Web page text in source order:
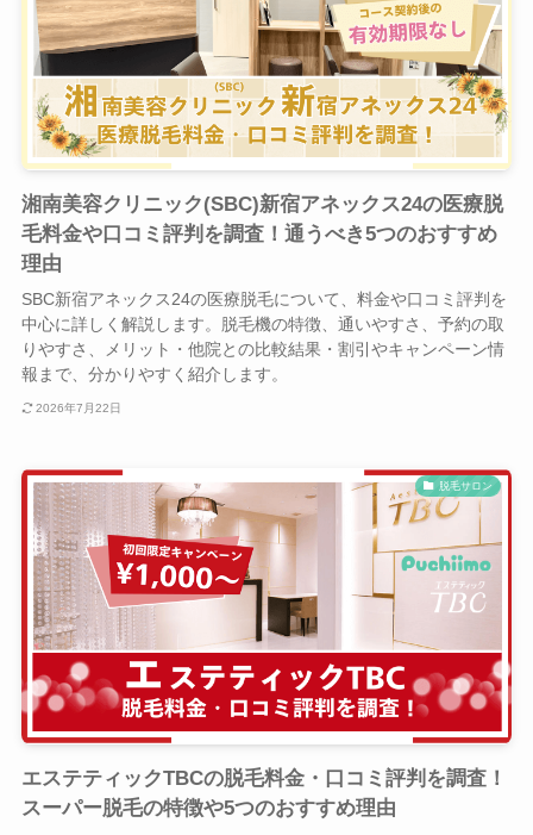
湘南美容クリニック(SBC)新宿アネックス24の医療脱
毛料金や口コミ評判を調査！通うべき5つのおすすめ
理由
SBC新宿アネックス24の医療脱毛について、料金や口コミ評判を
中心に詳しく解説します。脱毛機の特徴、通いやすさ、予約の取
りやすさ、メリット・他院との比較結果・割引やキャンペーン情
報まで、分かりやすく紹介します。
2026年7月22日
脱毛サロン
エステティックTBCの脱毛料金・口コミ評判を調査！
スーパー脱毛の特徴や5つのおすすめ理由